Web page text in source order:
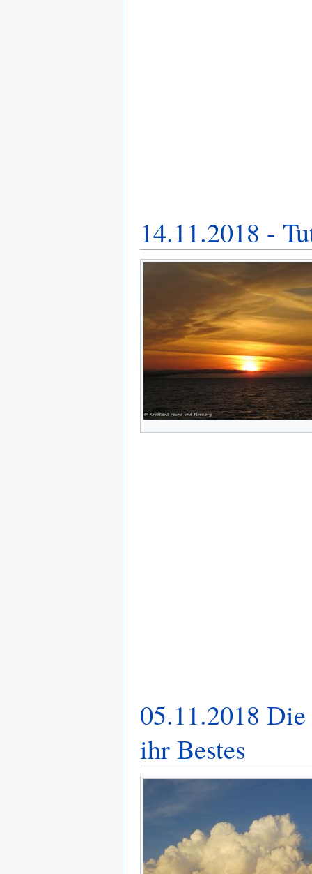
14.11.2018 -
05.11.2018
ihr Bestes